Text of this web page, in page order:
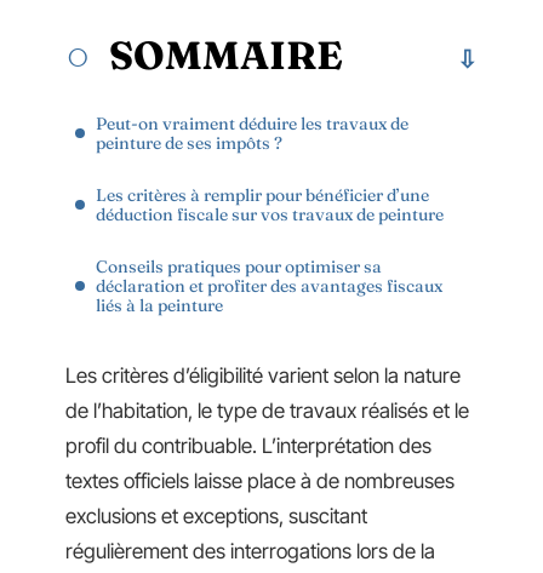
SOMMAIRE
Peut-on vraiment déduire les travaux de
peinture de ses impôts ?
Les critères à remplir pour bénéficier d’une
déduction fiscale sur vos travaux de peinture
Conseils pratiques pour optimiser sa
déclaration et profiter des avantages fiscaux
liés à la peinture
Les critères d’éligibilité varient selon la nature
de l’habitation, le type de travaux réalisés et le
profil du contribuable. L’interprétation des
textes officiels laisse place à de nombreuses
exclusions et exceptions, suscitant
régulièrement des interrogations lors de la